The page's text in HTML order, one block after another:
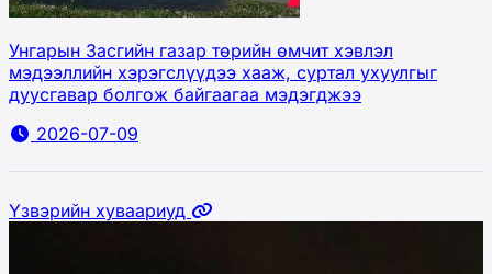
Унгарын Засгийн газар төрийн өмчит хэвлэл
мэдээллийн хэрэгслүүдээ хааж, суртал ухуулгыг
дуусгавар болгож байгаагаа мэдэгджээ
2026-07-09
Үзвэрийн хуваариуд